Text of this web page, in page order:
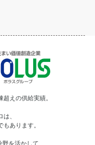
えの供給実績。
、
あります。
を活かして、